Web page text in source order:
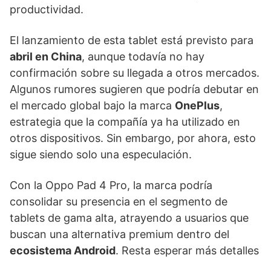
productividad.
El lanzamiento de esta tablet está previsto para
abril en China, aunque todavía no hay
confirmación sobre su llegada a otros mercados.
Algunos rumores sugieren que podría debutar en
el mercado global bajo la marca OnePlus,
estrategia que la compañía ya ha utilizado en
otros dispositivos. Sin embargo, por ahora, esto
sigue siendo solo una especulación.
Con la Oppo Pad 4 Pro, la marca podría
consolidar su presencia en el segmento de
tablets de gama alta, atrayendo a usuarios que
buscan una alternativa premium dentro del
ecosistema Android. Resta esperar más detalles